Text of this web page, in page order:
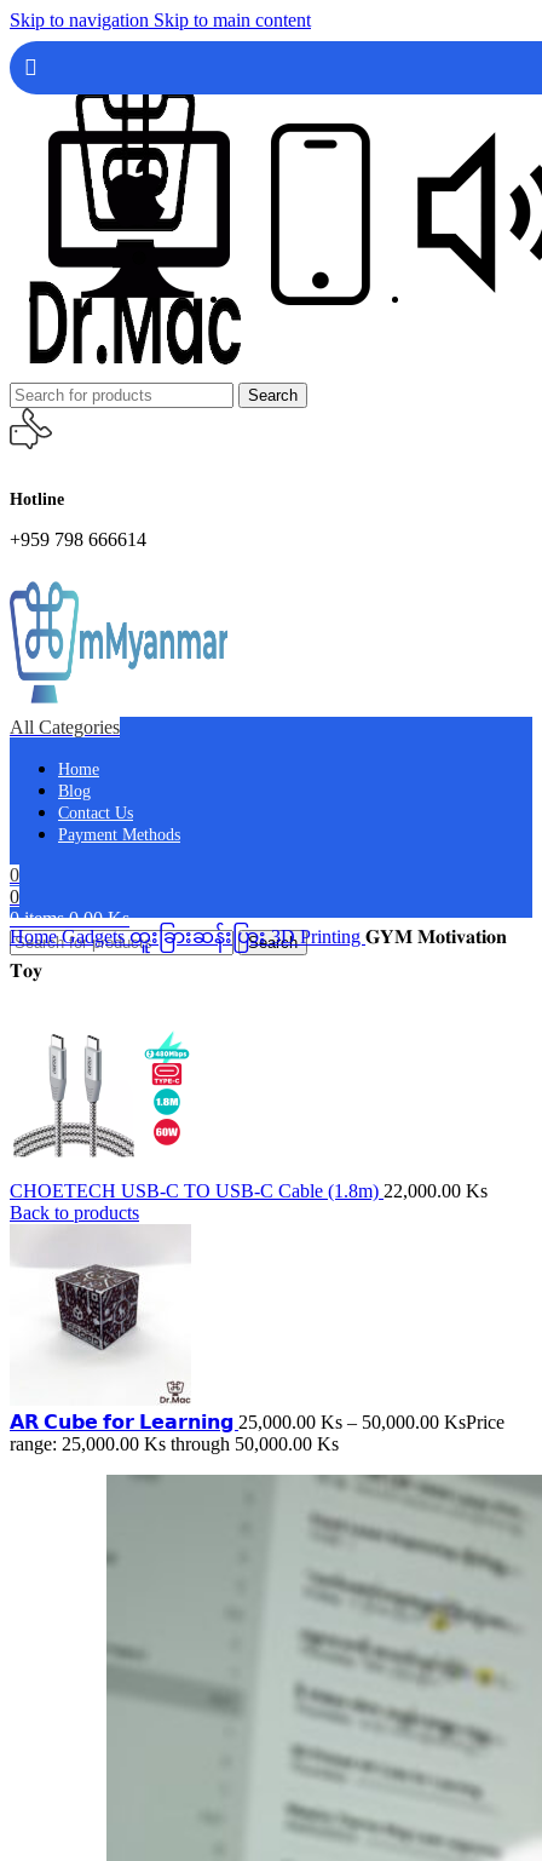
Skip to navigation Skip to main content
Search
Hotline
+959 798 666614
All Categories
Home
Blog
Contact Us
Payment Methods
0
0
0items 0.00Ks
Search
HomeGadgetsထူးခြားဆန်းပြား3D Printing 𝐆𝐘𝐌 𝐌𝐨𝐭𝐢𝐯𝐚𝐭𝐢𝐨𝐧
𝐓𝐨𝐲
CHOETECH USB-C TO USB-C Cable (1.8m) 22,000.00 Ks
Back to products
𝗔𝗥 𝗖𝘂𝗯𝗲 𝗳𝗼𝗿 𝗟𝗲𝗮𝗿𝗻𝗶𝗻𝗴 25,000.00 Ks – 50,000.00 KsPrice
range: 25,000.00 Ks through 50,000.00 Ks